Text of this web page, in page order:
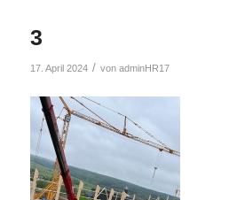
3
17. April 2024 / von adminHR17